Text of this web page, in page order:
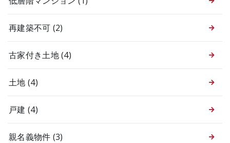
再建築不可 (2)
古家付き土地(4)
土地 (4)
戸建 (4)
親名義物件 (3)